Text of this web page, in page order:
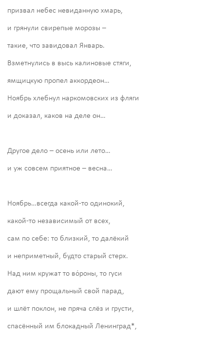
призвал небес невиданную хмарь,
и грянули свирепые морозы –
такие, что завидовал Январь.
Взметнулись в высь калиновые стяги,
ямщицкую пропел аккордеон…
Ноябрь хлебнул наркомовских из фляги
и доказал, каков на деле он…
Другое дело – осень или лето…
и уж совсем приятное – весна…
Ноябрь…всегда какой-то одинокий,
какой-то независимый от всех,
сам по себе: то близкий, то далёкий
и неприметный, будто старый стерх.
Над ним кружат то во́роны, то гуси
дают ему прощальный свой парад,
и шлёт поклон, не пряча слёз и грусти,
спасённый им блокадный Ленинград*,